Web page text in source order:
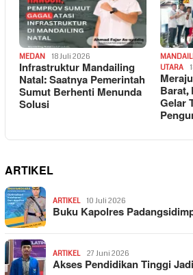
MEDAN 18 Juli 2026
Infrastruktur Mandailing
Natal: Saatnya Pemerintah
Sumut Berhenti Menunda
Solusi
UTARA
Barat,
Gelar
ARTIKEL
ARTIKEL 10 Juli 2026
Buku Kapolres
ARTIKEL 27 Juni 2026
Akses Pendidikan Tinggi